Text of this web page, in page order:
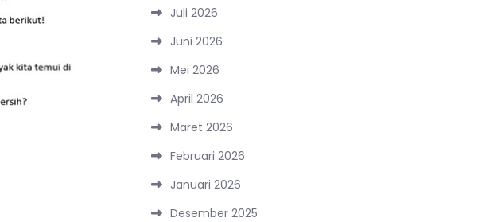
Juli 2026
Juni 2026
Mei 2026
April 2026
Maret 2026
Februari 2026
Januari 2026
Desember 2025